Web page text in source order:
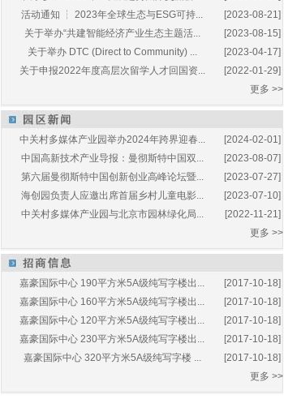
[2023-08-21]
活动通知 ┆ 2023年全球生态与ESG可持...
[2023-08-15]
关于举办“共建智能经济产业生态主题活...
[2023-04-17]
关于举办 DTC (Direct to Community) ...
[2022-01-29]
关于申报2022年度高层次留学人才回国资...
更多 >>
[2024-02-01]
中关村多媒体产业园举办2024年跨界迎春...
[2023-08-07]
中国高新技术产业导报：曼彻斯特中国双...
[2023-07-27]
第六届曼彻斯特中国创新创业高峰论坛暨...
[2023-07-10]
海创园负责人应邀出席首届乡村儿童电影...
[2022-11-21]
中关村多媒体产业园与北京市园林绿化局...
更多 >>
[2017-10-18]
嘉豪国际中心 190平方米5A级纯写字楼出...
[2017-10-18]
嘉豪国际中心 160平方米5A级纯写字楼出...
[2017-10-18]
嘉豪国际中心 120平方米5A级纯写字楼出...
[2017-10-18]
嘉豪国际中心 230平方米5A级纯写字楼出...
[2017-10-18]
嘉豪国际中心 320平方米5A级纯写字楼 ...
更多 >>